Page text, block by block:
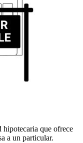
hipotecaria que ofrece
a un particular.